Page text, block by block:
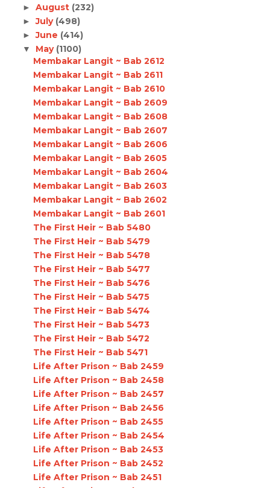
► August (232)
►July (498)
►June (414)
▼ May (1100)
Membakar Langit ~ Bab 2612
Membakar Langit ~ Bab 2611
Membakar Langit ~ Bab 2610
Membakar Langit ~ Bab 2609
Membakar Langit ~ Bab 2608
Membakar Langit ~ Bab 2607
Membakar Langit ~ Bab 2606
Membakar Langit ~ Bab 2605
Membakar Langit ~ Bab 2604
Membakar Langit ~ Bab 2603
Membakar Langit ~ Bab 2602
Membakar Langit ~ Bab 2601
The First Heir ~ Bab 5480
The First Heir ~ Bab 5479
The First Heir ~ Bab 5478
The First Heir ~ Bab 5477
The First Heir ~ Bab 5476
The First Heir ~ Bab 5475
The First Heir ~ Bab 5474
The First Heir ~ Bab 5473
The First Heir ~ Bab 5472
The First Heir ~ Bab 5471
Life After Prison ~ Bab 2459
Life After Prison ~ Bab 2458
Life After Prison ~ Bab 2457
Life After Prison ~ Bab 2456
Life After Prison ~ Bab 2455
Life After Prison ~ Bab 2454
Life After Prison ~ Bab 2453
Life After Prison ~ Bab 2452
Life After Prison ~ Bab 2451